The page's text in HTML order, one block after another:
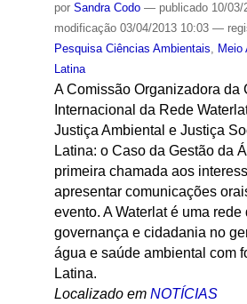
por Sandra Codo — publicado10/03/
modificação03/04/2013 10:03 —
Pesquisa Ciências Ambientais, Meio
Latina
A Comissão Organizadora da
Internacional da Rede
Justiça Ambiental e Justiça
Latina: o Caso da Gestão da
primeira chamada aos
apresentar comunicações
evento. A Waterlat é uma
governança e cidadania no
água e saúde ambiental com
Latina.
Localizado em NOTÍCIAS